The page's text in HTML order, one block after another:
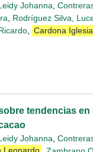
Johanna,
, Rodríguez Silva,
, Cardona
tendencias
Johanna